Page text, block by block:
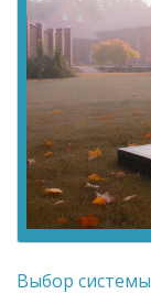
Выбор